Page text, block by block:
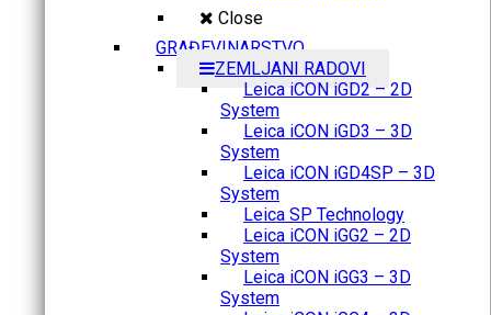
Close
GRAĐEVINARSTVO
ZEMLJANI RADOVI
Leica iCON iGD2 – 2D
System
Leica iCON iGD3 – 3D
System
Leica iCON iGD4SP – 3D
System
Leica SP Technology
Leica iCON iGG2 – 2D
System
Leica iCON iGG3 – 3D
System